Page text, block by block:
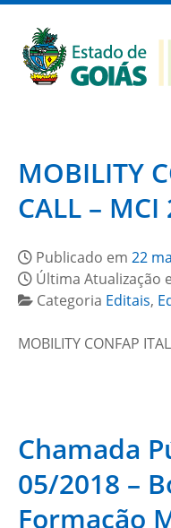
MOBILITY
CALL – MCI
Publicado em 22
Última Atualização
Categoria Editais,
MOBILITY CONFAP
Chamada
05/2018 –
Formação